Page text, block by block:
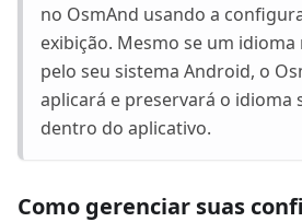
no OsmAnd usando a
exibição. Mesmo se um
pelo seu sistema Android, o
aplicará e preservará o idioma
dentro do aplicativo.
Como gerenciar suas